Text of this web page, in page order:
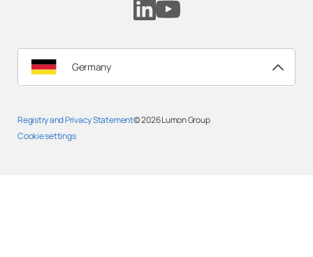
Germany
Registry and Privacy Statement
Cookie settings
© 2026Lumon Group